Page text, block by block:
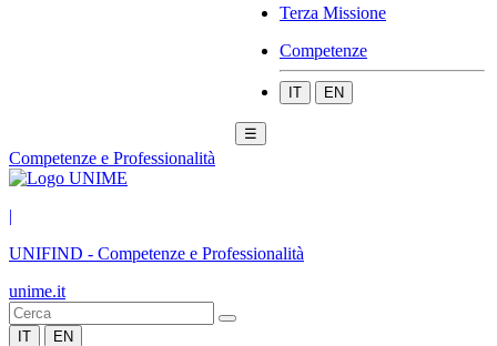
Terza Missione
Competenze
IT EN
☰
Competenze e Professionalità
|
UNIFIND - Competenze e Professionalità
unime.it
IT EN